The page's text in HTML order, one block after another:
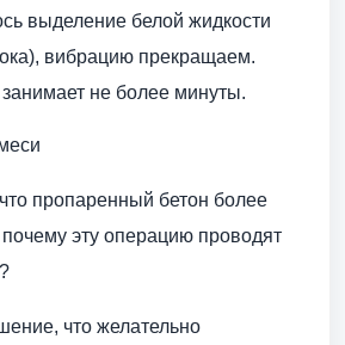
выделение белой жидкости
вибрацию прекращаем.
не более минуты.
пропаренный бетон более
эту операцию проводят
что желательно